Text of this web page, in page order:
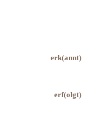
erk(annt)
erf(olgt)